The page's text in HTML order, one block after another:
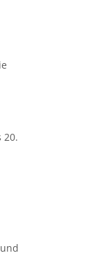
20.